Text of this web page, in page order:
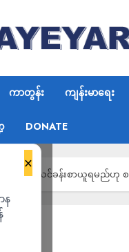
ကာတွန်း ကျန်းမာရေး
DONATE
×
န
ါဝင်ပြီး သင်ခန်းစာယူရမည်ဟု စ